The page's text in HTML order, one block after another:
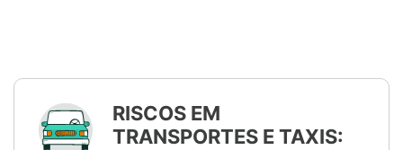
RISCOS EM
TRANSPORTES E TAXIS: